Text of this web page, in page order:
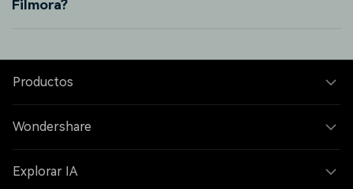
Filmora?
Productos
Wondershare
Explorar IA